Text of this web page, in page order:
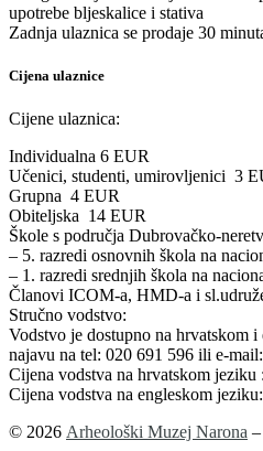
upotrebe bljeskalice i stativa
Zadnja ulaznica se prodaje 30
Cijena ulaznice
Cijene ulaznica:
Individualna 6 EUR
Učenici, studenti, umirovljenici 3
Grupna 4 EUR
Obiteljska 14 EUR
Škole s područja Dubrovačko-
– 5. razredi osnovnih škola na
– 1. razredi srednjih škola na
Članovi ICOM-a, HMD-a i
Stručno vodstvo:
Vodstvo je dostupno na hrvatskom
najavu na tel: 020 691 596 ili e-
Cijena vodstva na hrvatskom jeziku
Cijena vodstva na engleskom
© 2026 Arheološki Muzej Narona